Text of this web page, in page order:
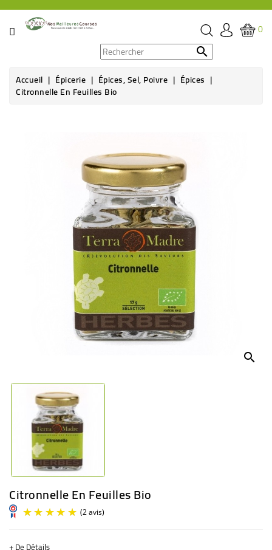
CATÉGORIE
ÉPICERIE
0

Accueil Épicerie Épices, Sel, Poivre Épices
Citronnelle En Feuilles Bio
search
Citronnelle En Feuilles Bio
+ De Détails